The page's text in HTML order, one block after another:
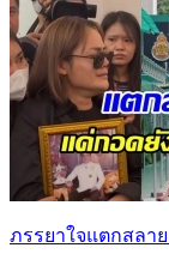
ภรรยาใจแตกสลา